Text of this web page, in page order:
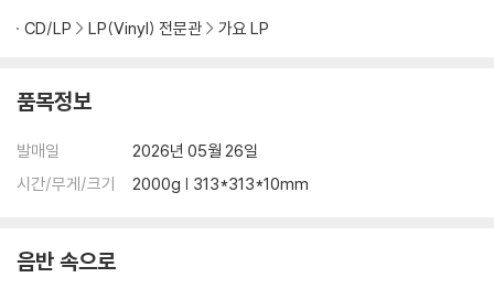
등이 발생할 수 있습니다.
※ 반품/교환 안내
상을 요청할 수 있으며, 동영상이 없는 경우 반품/교환이 제한될 수 있습니
다.
관련 사진과 동영상 및 재생 기기 모델명을 첨부하여 첨부하여 고객센터에
2) LP는 잦은 배송 과정에서 재킷에 손상이 발생할 가능성이 높고 재판매
CD/LP LP(Vinyl) 전문관 가요 LP
품목정보
발매일
2026년 05월 26일
시간/무게/크기
2000g | 313*313*10mm
음반 속으로